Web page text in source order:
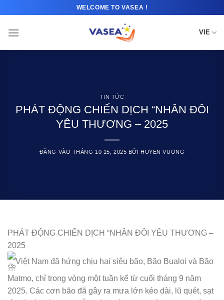
nội
WELCOME TO VASEA !
VIE
TIN TỨC
PHÁT ĐỘNG CHIẾN DỊCH “NHÂN ĐÔI
YÊU THƯƠNG – 2025
ĐĂNG VÀO THÁNG 10 15, 2025 BỞI HUYEN VUONG
PHÁT ĐỘNG CHIẾN DỊCH “NHÂN ĐÔI YÊU THƯƠNG –
2025
Việt Nam đã hứng chịu hai siêu bão, Bão Bualoi và Bão
Matmo, chỉ trong vòng một tuần kể từ cuối tháng 9 năm
2025. Các cơn bão đã gây ra mưa lớn kéo dài, lũ quét, sạt